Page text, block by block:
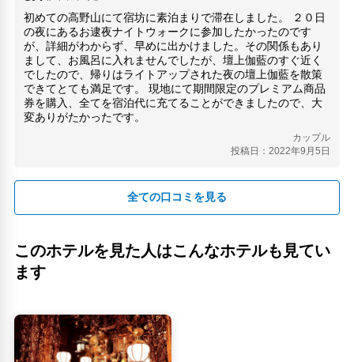
初めての高野山にて宿坊に素泊まりで滞在しました。 ２０日
の夜にあるお逮夜ナイトウォークに参加したかったのです
が、詳細がわからず、早めに出かけました。その関係もあり
まして、お風呂に入れませんでしたが、壇上伽藍のすぐ近く
でしたので、帰りはライトアップされた夜の壇上伽藍を散策
できてとても満足です。 現地にて期間限定のプレミアム商品
券を購入、全てを宿泊代に充てることができましたので、大
変ありがたかったです。
カップル
投稿日：2022年9月5日
全ての口コミを見る
このホテルを見た人はこんなホテルも見てい
ます